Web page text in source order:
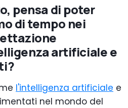
pensa di poter
di tempo nei
artificiale e
l'intelligenza artificiale e
nel mondo del